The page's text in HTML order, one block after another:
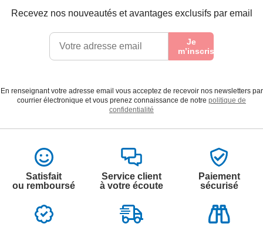
Recevez nos nouveautés et avantages exclusifs par email
Je
m’inscris
En renseignant votre adresse email vous acceptez de recevoir nos newsletters par
courrier électronique et vous prenez connaissance de notre politique de
confidentialité
Satisfait
ou remboursé
Service client
à votre écoute
Paiement
sécurisé